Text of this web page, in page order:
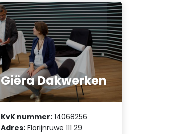
Giëra Dakwerken
KvK nummer: 14068256
Adres: Florijnruwe 111 29